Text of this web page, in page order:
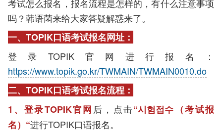
考试怎么报名，报名流程是怎样的，有什么注意事项
吗？韩语菌来给大家答疑解惑来了。
一、TOPIK口语考试报名网址：
登录TOPIK官网进行报名：
https://www.topik.go.kr/TWMAIN/TWMAIN0010.do
二、TOPIK口语考试报名流程：
1、登录TOPIK官网 后，点击“시험접수（考试报
名）“进行TOPIK口语报名。